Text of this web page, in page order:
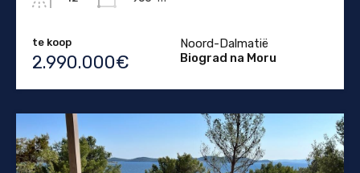
te koop
2.990.000€
Noord-Dalmatië
Biograd na Moru